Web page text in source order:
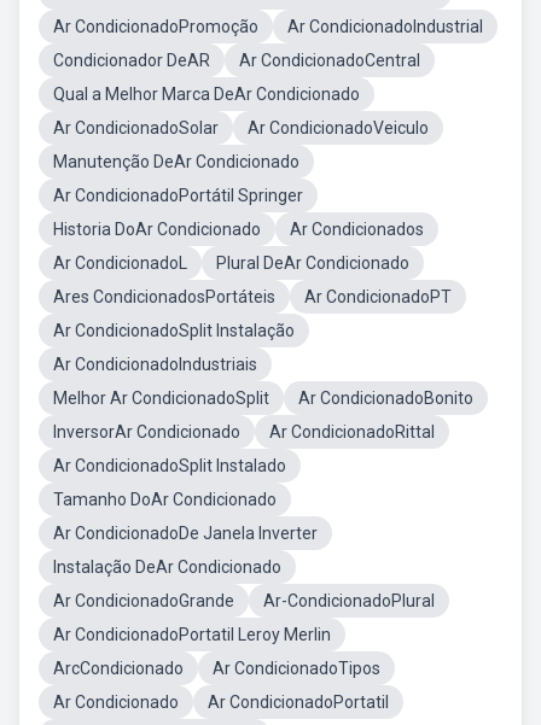
Ar CondicionadoPromoção
Ar CondicionadoIndustrial
Condicionador DeAR
Ar CondicionadoCentral
Qual a Melhor Marca DeAr Condicionado
Ar CondicionadoSolar
Ar CondicionadoVeiculo
Manutenção DeAr Condicionado
Ar CondicionadoPortátil Springer
Historia DoAr Condicionado
Ar Condicionados
Ar CondicionadoL
Plural DeAr Condicionado
Ares CondicionadosPortáteis
Ar CondicionadoPT
Ar CondicionadoSplit Instalação
Ar CondicionadoIndustriais
Melhor Ar CondicionadoSplit
Ar CondicionadoBonito
InversorAr Condicionado
Ar CondicionadoRittal
Ar CondicionadoSplit Instalado
Tamanho DoAr Condicionado
Ar CondicionadoDe Janela Inverter
Instalação DeAr Condicionado
Ar CondicionadoGrande
Ar-CondicionadoPlural
Ar CondicionadoPortatil Leroy Merlin
ArcCondicionado
Ar CondicionadoTipos
Ar Condicionado
Ar CondicionadoPortatil